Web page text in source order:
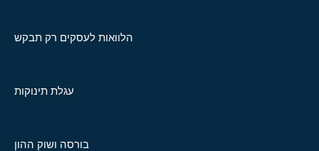
הלוואות לעסקים רק תבקש
עגלת תינוקות
בורסה ושוק ההון